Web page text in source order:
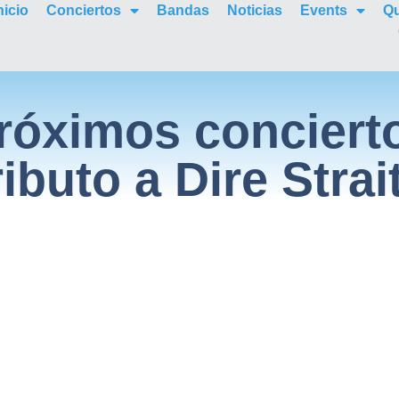
Conciertos Bandas Noticias Events
a Dire